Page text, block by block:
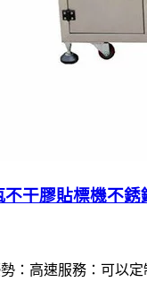
干膠貼標機不銹
：高速服務：可以